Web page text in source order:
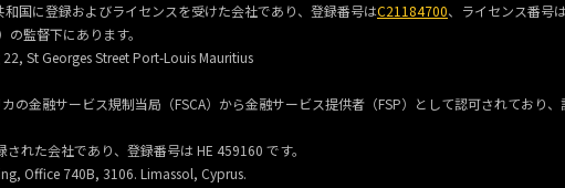
国に登録およびライセンスを受けた会社であり、登録番号はC21184700、ライセンス番号は
監督下にあります。
St Georges Street Port-Louis Mauritius
の金融サービス規制当局（FSCA）から金融サービス提供者（FSP）として認可されており、
れた会社であり、登録番号は HE 459160 です。
Office 740B, 3106. Limassol, Cyprus.